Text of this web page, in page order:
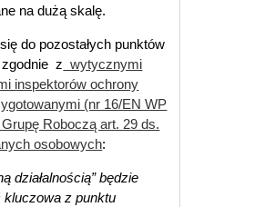
na dużą skalę.
do pozostałych punktów
zgodnie z wytycznymi
inspektorów ochrony
(nr 16/EN WP
Roboczą art. 29 ds.
osobowych:
działalnością” będzie
kluczowa z punktu